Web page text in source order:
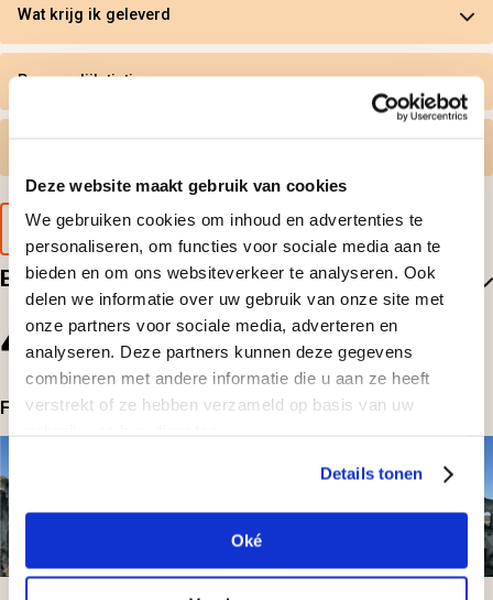
Deze website maakt gebruik van cookies
We gebruiken cookies om inhoud en advertenties te
personaliseren, om functies voor sociale media aan te
bieden en om ons websiteverkeer te analyseren. Ook
delen we informatie over uw gebruik van onze site met
onze partners voor sociale media, adverteren en
analyseren. Deze partners kunnen deze gegevens
combineren met andere informatie die u aan ze heeft
verstrekt of ze hebben verzameld op basis van uw
Details tonen
Oké
Wat krijg ik geleverd
Persoonlijk tintje
Voorbeeld van de cadeaubon
Beoordelingen
4.5 25 beoordelingen
Foto's bij beoordelingen